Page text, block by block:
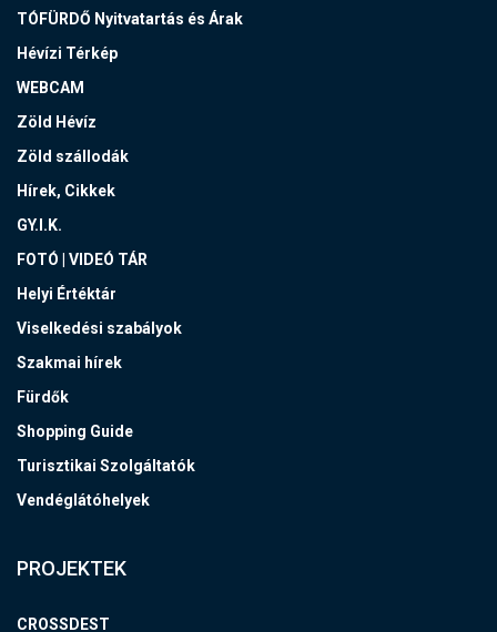
TÓFÜRDŐ Nyitvatartás és Árak
Hévízi Térkép
WEBCAM
Zöld Hévíz
Zöld szállodák
Hírek, Cikkek
GY.I.K.
FOTÓ | VIDEÓ TÁR
Helyi Értéktár
Viselkedési szabályok
Szakmai hírek
Fürdők
Shopping Guide
Turisztikai Szolgáltatók
Vendéglátóhelyek
PROJEKTEK
CROSSDEST